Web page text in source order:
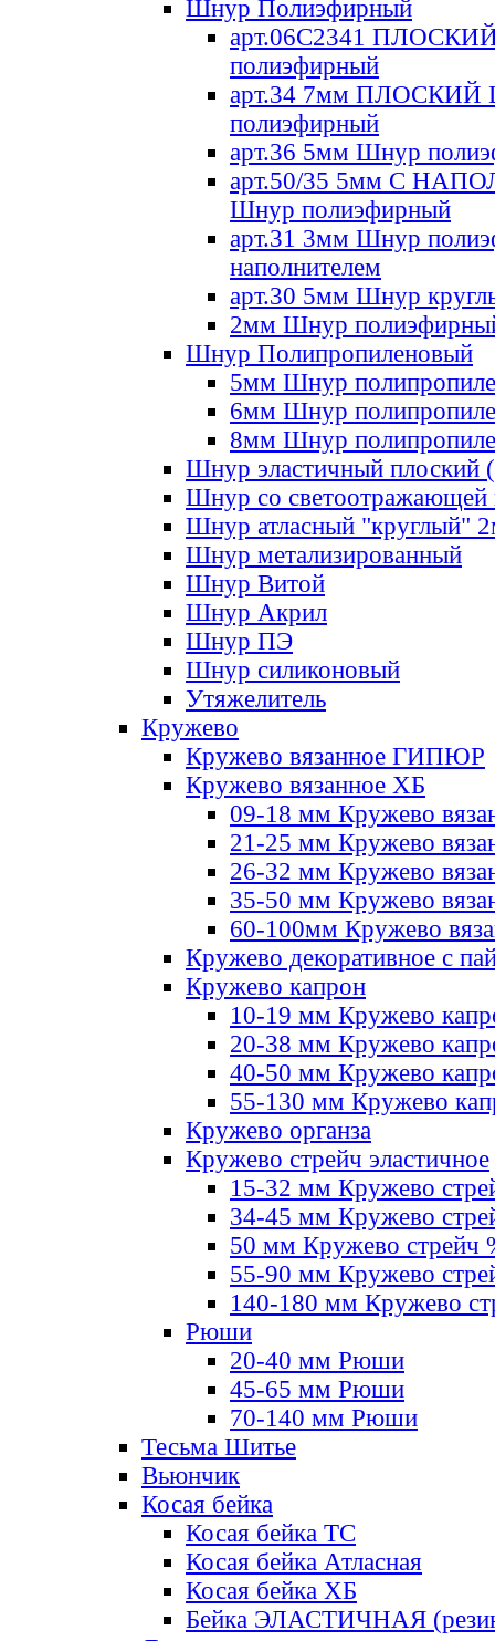
Шнур Полиэфирный
арт.06С2341
полиэфирный
арт.34 7мм ПЛОСКИЙ
полиэфирный
арт.36 5мм Шнур
арт.50/35 5мм С
Шнур полиэфирный
арт.31 3мм Шнур
наполнителем
арт.30 5мм Шнур
2мм Шнур
Шнур Полипропиленовый
5мм Шнур
6мм Шнур
8мм Шнур
Шнур эластичный плоский
Шнур со светоотражающей
Шнур атласный "круглый"
Шнур метализированный
Шнур Витой
Шнур Акрил
Шнур ПЭ
Шнур силиконовый
Утяжелитель
Кружево
Кружево вязанное ГИПЮР
Кружево вязанное ХБ
09-18 мм Кружево
21-25 мм Кружево
26-32 мм Кружево
35-50 мм Кружево
60-100мм Кружево
Кружево декоративное с
Кружево капрон
10-19 мм Кружево
20-38 мм Кружево
40-50 мм Кружево
55-130 мм Кружево
Кружево органза
Кружево стрейч эластичное
15-32 мм Кружево
34-45 мм Кружево
50 мм Кружево стрейч
55-90 мм Кружево
140-180 мм Кружево
Рюши
20-40 мм Рюши
45-65 мм Рюши
70-140 мм Рюши
Тесьма Шитье
Вьюнчик
Косая бейка
Косая бейка ТС
Косая бейка Атласная
Косая бейка ХБ
Бейка ЭЛАСТИЧНАЯ